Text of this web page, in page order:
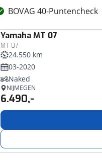
BOVAG 40-Puntencheck
Yamaha MT 07
MT-07
24.550 km
03-2020
Naked
NIJMEGEN
6.490,-